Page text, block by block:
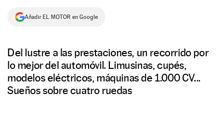
NEWSLETTER
Añadir EL MOTOR en Google
Del lustre a las prestaciones, un recorrido por
lo mejor del automóvil. Limusinas, cupés,
modelos eléctricos, máquinas de 1.000 CV...
Sueños sobre cuatro ruedas